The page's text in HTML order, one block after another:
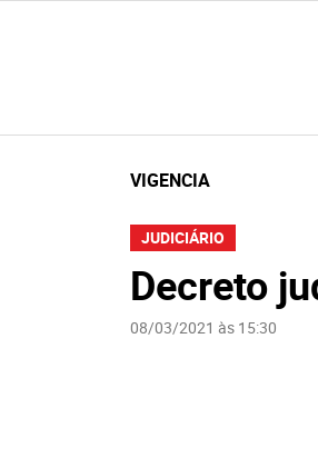
VIGENCIA
JUDICIÁRIO
Decreto
08/03/2021 às 15:30